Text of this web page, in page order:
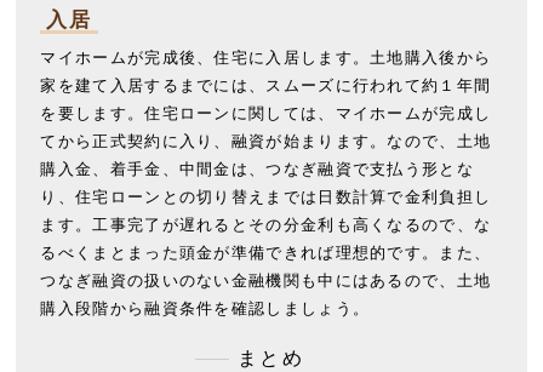
入居
マイホームが完成後、住宅に入居します。土地購入後から
家を建て入居するまでには、スムーズに行われて約１年間
を要します。住宅ローンに関しては、マイホームが完成し
てから正式契約に入り、融資が始まります。なので、土地
購入金、着手金、中間金は、つなぎ融資で支払う形とな
り、住宅ローンとの切り替えまでは日数計算で金利負担し
ます。工事完了が遅れるとその分金利も高くなるので、な
るべくまとまった頭金が準備できれば理想的です。また、
つなぎ融資の扱いのない金融機関も中にはあるので、土地
購入段階から融資条件を確認しましょう。
まとめ